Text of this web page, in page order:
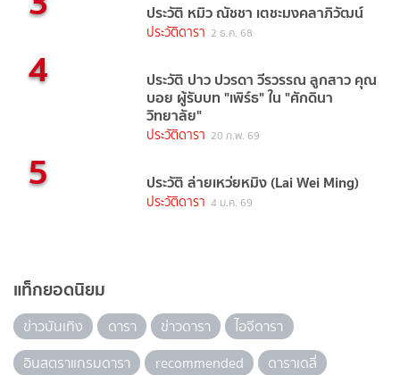
ประวัติ หมิว ณัชชา เตชะมงคลาภิวัฒน์
ประวัติดารา 2 ธ.ค. 68
4 ประวัติ ปาว ปวรดา วีรวรรณ ลูกสาว คุณ
บอย ผู้รับบท "เพิร์ธ" ใน "ศักดินา
วิทยาลัย"
ประวัติดารา 20 ก.พ. 69
5 ประวัติ ล่ายเหว่ยหมิง (Lai Wei Ming)
ประวัติดารา 4 ม.ค. 69
แท็กยอดนิยม
ข่าวบันเทิง ดารา ข่าวดารา
ไอจีดารา
อินสตราแกรมดารา
recommended
ดาราเดลี่